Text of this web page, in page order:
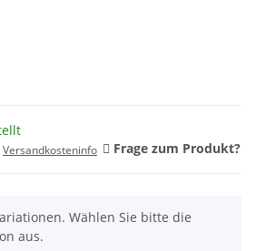
Versandkosteninfo Frage zum Produkt?
Wählen Sie bitte die
aus.